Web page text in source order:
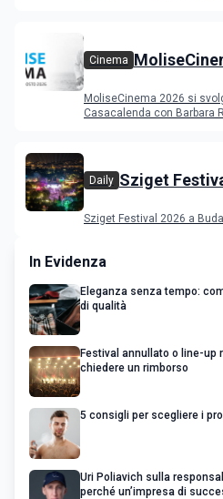
Cinema
MoliseCinema 2026 si
Casacalenda con Barbara
Daily Sziget
Sziget Festival 2026 a
In Evidenza
Eleganza senza tempo:
di qualità
Festival annullato o line-
chiedere un rimborso
5 consigli per scegliere i
Uri Poliavich sulla
perché un’impresa di